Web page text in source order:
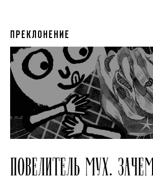
ПРЕКЛОНЕНИЕ
ПОВЕЛИТЕЛЬ МУХ.